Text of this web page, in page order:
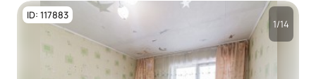
ID: 117883
1/14